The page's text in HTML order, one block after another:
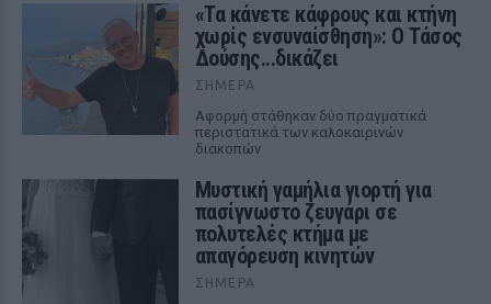
«Τα κάνετε κάφρους και κτήνη
χωρίς ενσυναίσθηση»: Ο Τάσος
Δούσης...δικάζει
ΣΉΜΕΡΑ
Αφορμή στάθηκαν δύο πραγματικά
περιστατικά των καλοκαιρινών
διακοπών
Μυστική γαμήλια γιορτή για
πασίγνωστο ζευγάρι σε
πολυτελές κτήμα με
απαγόρευση κινητών
ΣΉΜΕΡΑ